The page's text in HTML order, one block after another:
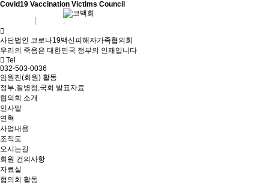
Covid19 Vaccination Victims Council
사단법인 코로나19백신피해자가족협의회
우리의 죽음은 대한민국 정부의 인재입니다
Tel
032-503-0036
임원진(회원) 활동
정부,질병청,국회 발표자료
협의회 소개
인사말
연혁
사업내용
조직도
오시는길
회원 건의사항
자료실
협의회 활동